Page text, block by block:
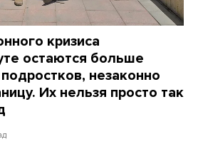
кризиса
остаются больше
незаконно
Их нельзя просто так